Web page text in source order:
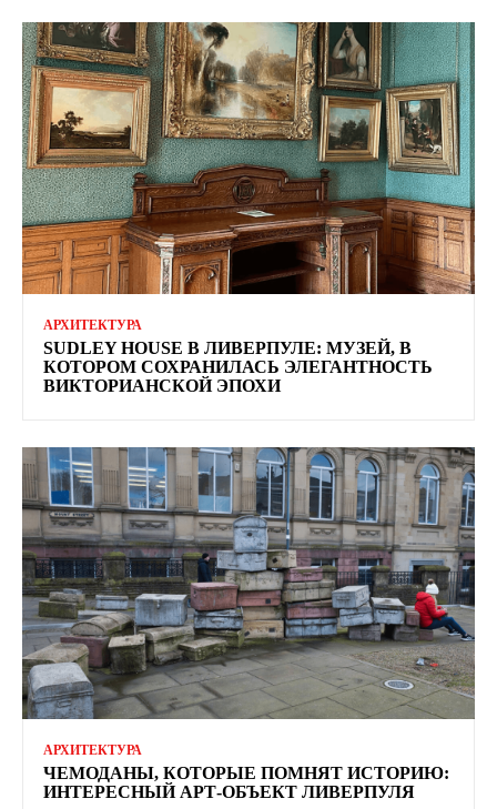
АРХИТЕКТУРА
SUDLEY HOUSE В ЛИВЕРПУЛЕ: МУЗЕЙ, В
КОТОРОМ СОХРАНИЛАСЬ ЭЛЕГАНТНОСТЬ
ВИКТОРИАНСКОЙ ЭПОХИ
АРХИТЕКТУРА
ЧЕМОДАНЫ, КОТОРЫЕ ПОМНЯТ ИСТОРИЮ:
ИНТЕРЕСНЫЙ АРТ-ОБЪЕКТ ЛИВЕРПУЛЯ